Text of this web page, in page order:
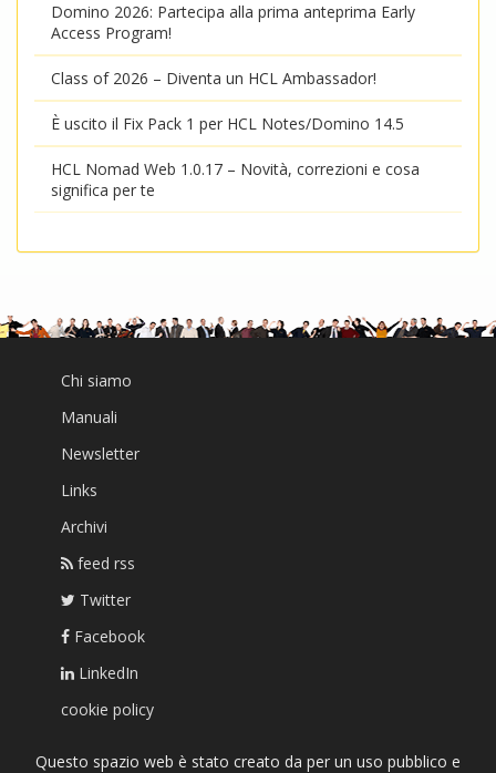
Domino 2026: Partecipa alla prima anteprima Early
Access Program!
Class of 2026 – Diventa un HCL Ambassador!
È uscito il Fix Pack 1 per HCL Notes/Domino 14.5
HCL Nomad Web 1.0.17 – Novità, correzioni e cosa
significa per te
Chi siamo
Manuali
Newsletter
Links
Archivi
feed rss
Twitter
Facebook
LinkedIn
cookie policy
Questo spazio web è stato creato da per un uso pubblico e